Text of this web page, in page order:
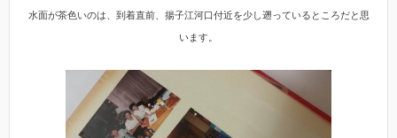
水面が茶色いのは、到着直前、揚子江河口付近を少し遡っているところだと思
います。